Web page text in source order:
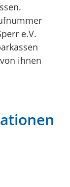
e.V.
ihnen